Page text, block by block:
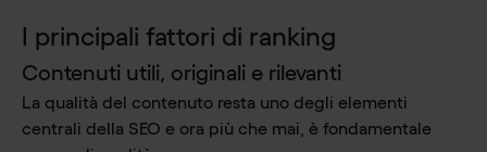
I principali fattori di ranking
Contenuti utili, originali e rilevanti
La qualità del contenuto resta uno degli elementi
centrali della SEO e ora più che mai, è fondamentale